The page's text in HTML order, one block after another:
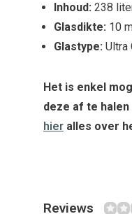
Inhoud: 238
Glasdikte: 10
Glastype: Ultra
Het is enkel
deze af te
hier alles over
Reviews